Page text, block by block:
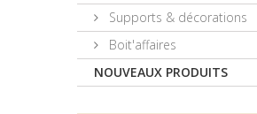
Supports & décorations
Boit'affaires
NOUVEAUX PRODUITS